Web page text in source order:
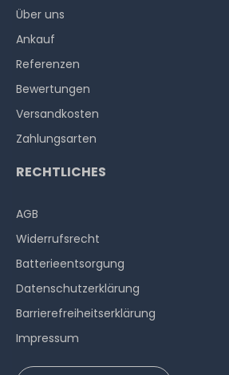
Über uns
Ankauf
Referenzen
Bewertungen
Versandkosten
Zahlungsarten
RECHTLICHES
AGB
Widerrufs­recht
Batterieentsorgung
Datenschutzerklärung
Barrierefreiheitserklärung
Impressum